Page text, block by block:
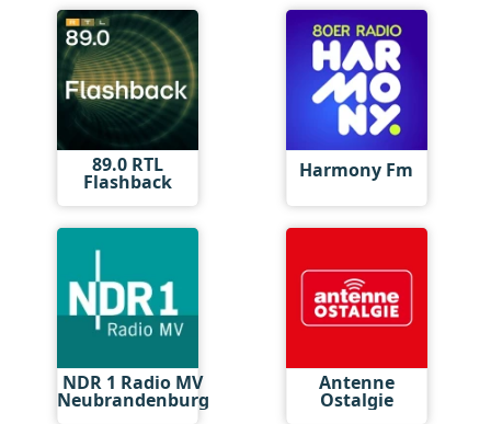
89.0 RTL
Flashback Harmony Fm
NDR 1 Radio MV
Neubrandenburg
Antenne
Ostalgie